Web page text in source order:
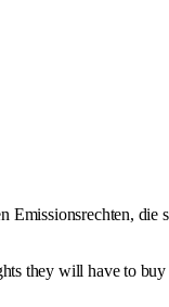
Emissionsrechten, die
they will have to